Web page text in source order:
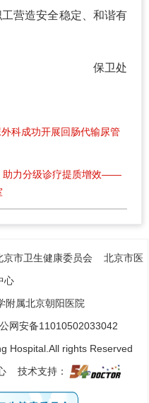
营造安全稳定、和谐有
保卫处
科成功开展回肠代输尿管
助力分级诊疗提质增效——
京市卫生健康委员会
北京市医
心
附属北京朝阳医院
网安备11010502033042
Hospital.All rights Reserved
技术支持：